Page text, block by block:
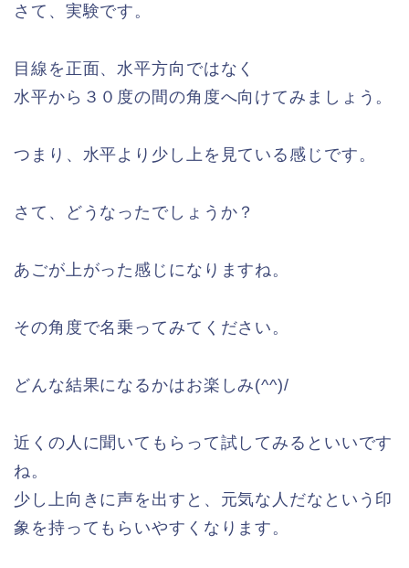
さて、実験です。
目線を正面、水平方向ではなく
水平から３０度の間の角度へ向けてみましょう。
つまり、水平より少し上を見ている感じです。
さて、どうなったでしょうか？
あごが上がった感じになりますね。
その角度で名乗ってみてください。
どんな結果になるかはお楽しみ(^^)/
近くの人に聞いてもらって試してみるといいです
ね。
少し上向きに声を出すと、元気な人だなという印
象を持ってもらいやすくなります。